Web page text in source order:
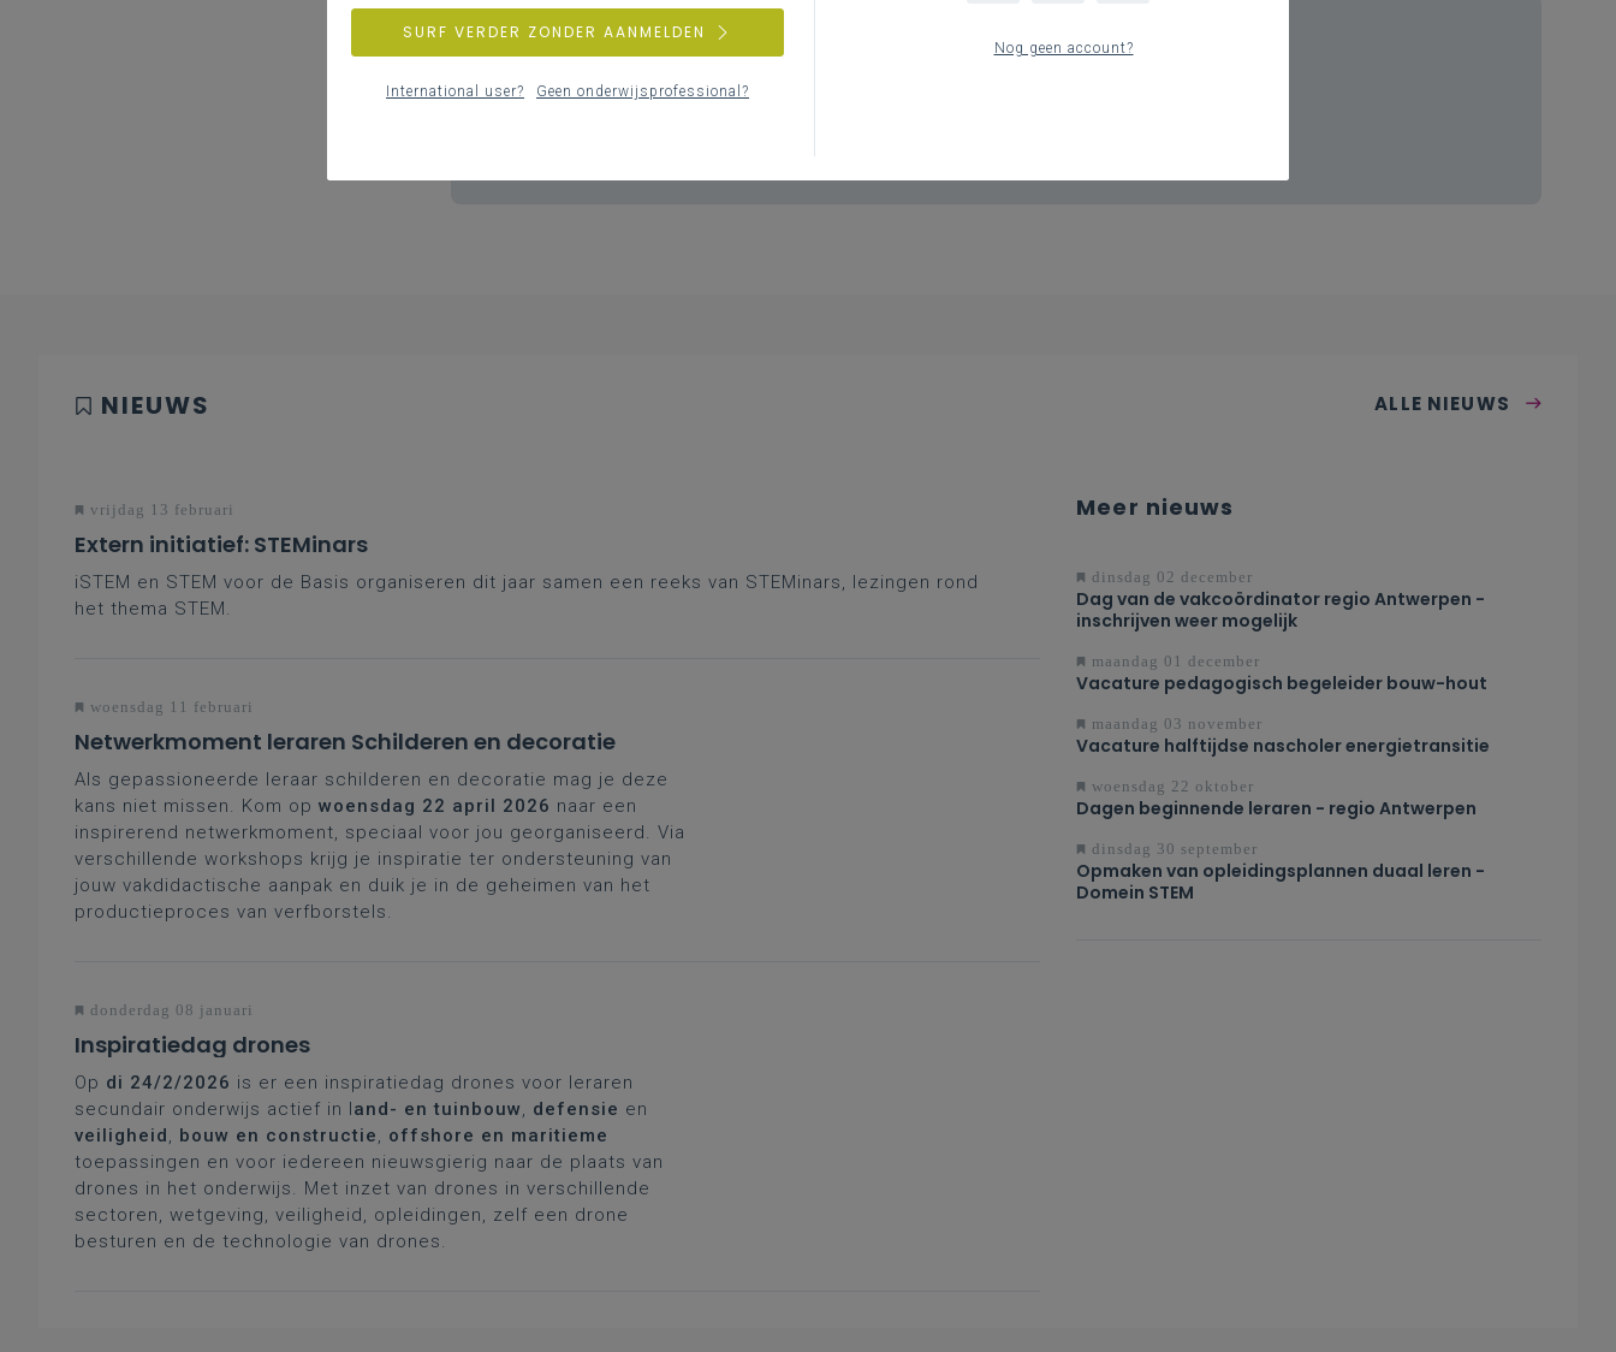
NIEUWS ALLE NIEUWS
vrijdag 13 februari
Extern initiatief: STEMinars
iSTEM en STEM voor de Basis organiseren dit jaar samen een reeks van STEMinars, lezingen rond
het thema STEM.
woensdag 11 februari
Netwerkmoment leraren Schilderen en decoratie
Als gepassioneerde leraar schilderen en decoratie mag je deze
kans niet missen. Kom op woensdag 22 april 2026 naar een
inspirerend netwerkmoment, speciaal voor jou georganiseerd. Via
verschillende workshops krijg je inspiratie ter ondersteuning van
jouw vakdidactische aanpak en duik je in de geheimen van het
productieproces van verfborstels.
donderdag 08 januari
Inspiratiedag drones
Op di 24/2/2026 is er een inspiratiedag drones voor leraren
secundair onderwijs actief in land- en tuinbouw, defensie en
veiligheid, bouw en constructie, offshore en maritieme
toepassingen en voor iedereen nieuwsgierig naar de plaats van
drones in het onderwijs. Met inzet van drones in verschillende
sectoren, wetgeving, veiligheid, opleidingen, zelf een drone
besturen en de technologie van drones.
Meer nieuws
dinsdag 02 december
Dag van de vakcoördinator regio Antwerpen -
inschrijven weer mogelijk
maandag 01 december
Vacature pedagogisch begeleider bouw-hout
maandag 03 november
Vacature halftijdse nascholer energietransitie
woensdag 22 oktober
Dagen beginnende leraren - regio Antwerpen
dinsdag 30 september
Opmaken van opleidingsplannen duaal leren -
Domein STEM
Nog geen account?
SURF VERDER ZONDER AANMELDEN
International user? Geen onderwijsprofessional?